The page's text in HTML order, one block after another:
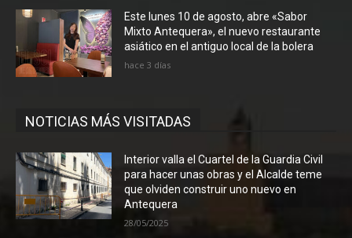
Este lunes 10 de agosto, abre «Sabor
Mixto Antequera», el nuevo restaurante
asiático en el antiguo local de la bolera
hace 3 días
NOTICIAS MÁS VISITADAS
Interior valla el Cuartel de la Guardia Civil
para hacer unas obras y el Alcalde teme
que olviden construir uno nuevo en
Antequera
28/05/2025